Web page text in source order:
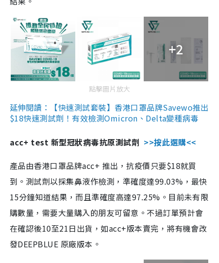
+2
點擊圖片放大
延伸閱讀：【快速測試套裝】香港口罩品牌Savewo推出
$18快速測試劑！有效檢測Omicron、Delta變種病毒
acc+ test 新型冠狀病毒抗原測試劑 >>按此選購<<
產品由香港口罩品牌acc+ 推出，抗疫價只要$18就買
到。測試劑以採集鼻液作檢測，準確度達99.03%，最快
15分鐘知道結果，而且準確度高達97.25%。目前未有限
購數量，需要大量購入的朋友可留意。不過訂單預計會
在確認後10至21日出貨，如acc+版本賣完，將有機會改
發DEEPBLUE 原廠版本。